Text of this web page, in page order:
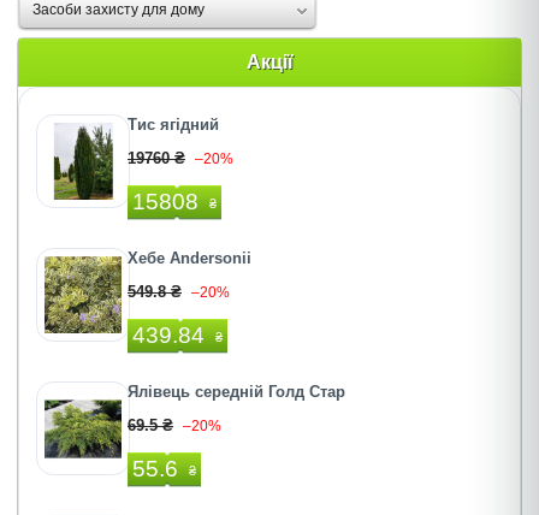
Засоби захисту для дому
Акції
Тис ягідний
19760 ₴ –20%
15808 ₴
Хебе Andersonii
549.8 ₴ –20%
439.84 ₴
Ялівець середній Голд Стар
69.5 ₴ –20%
55.6 ₴